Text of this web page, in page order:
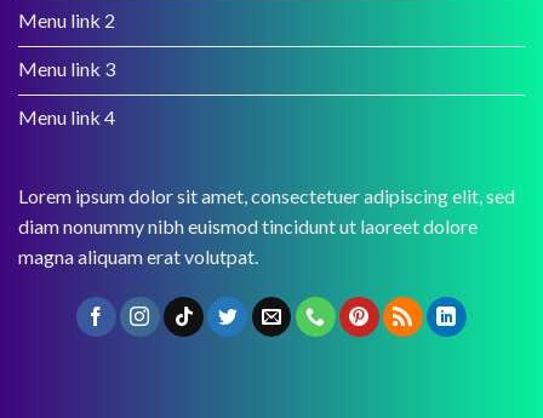
Menu link 2
Menu link 3
Menu link 4
Lorem ipsum dolor sit amet, consectetuer adipiscing elit, sed
diam nonummy nibh euismod tincidunt ut laoreet dolore
magna aliquam erat volutpat.